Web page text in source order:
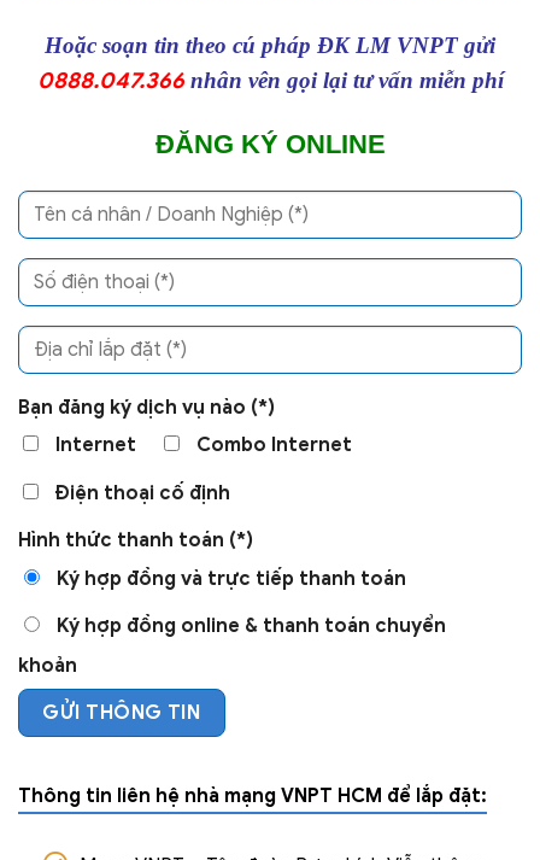
Hoặc soạn tin theo cú pháp ĐK LM VNPT gửi
0888.047.366nhân vên gọi lại tư vấn miễn phí
ĐĂNG KÝ ONLINE
Bạn đăng ký dịch vụ nào (*)
Internet
Combo Internet
Điện thoại cố định
Hình thức thanh toán (*)
Ký hợp đồng và trực tiếp thanh toán
Ký hợp đồng online & thanh toán chuyển
khoản
Thông tin liên hệ nhà mạng VNPT HCM để lắp đặt: